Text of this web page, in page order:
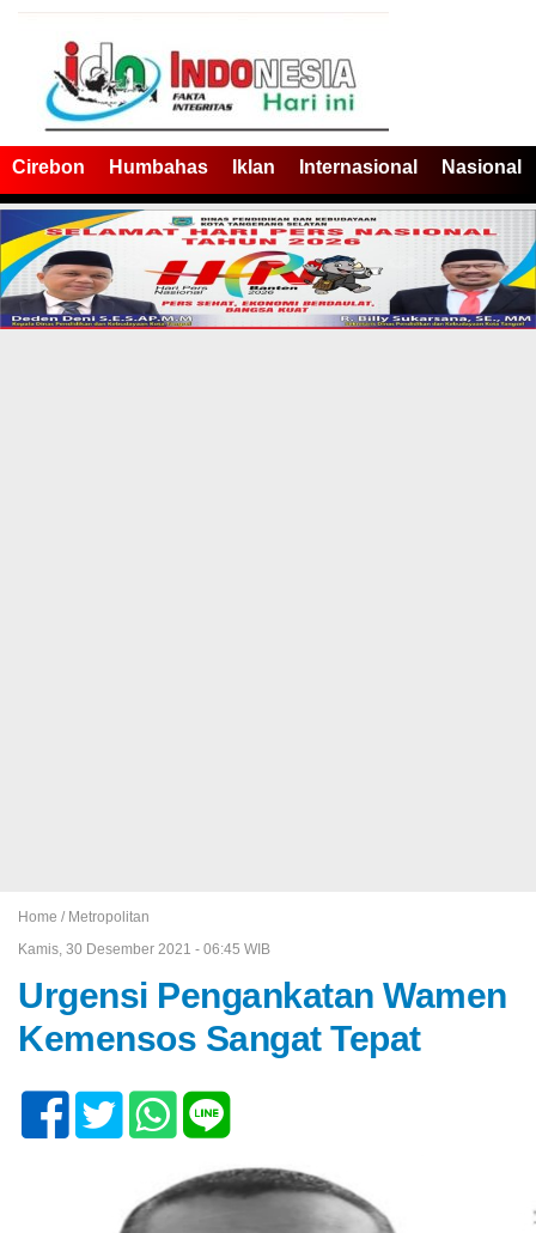
Cirebon Humbahas Iklan Internasional Nasional
Home / Metropolitan
Kamis, 30 Desember 2021 - 06:45 WIB
Urgensi Pengankatan Wamen
Kemensos Sangat Tepat